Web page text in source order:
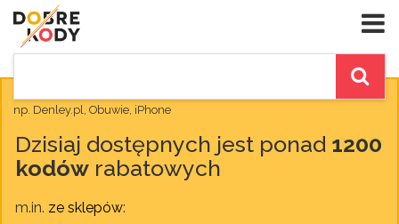
np. Denley.pl, Obuwie, iPhone
Dzisiaj dostępnych jest ponad 1200
kodów rabatowych
m.in. ze sklepów: